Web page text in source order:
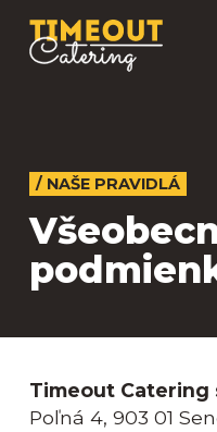
/ NAŠE PRAVIDLÁ
Timeout Catering
Poľná 4, 903 01